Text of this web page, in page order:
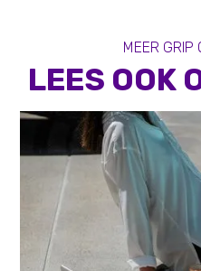
MEER GRIP
LEES OOK